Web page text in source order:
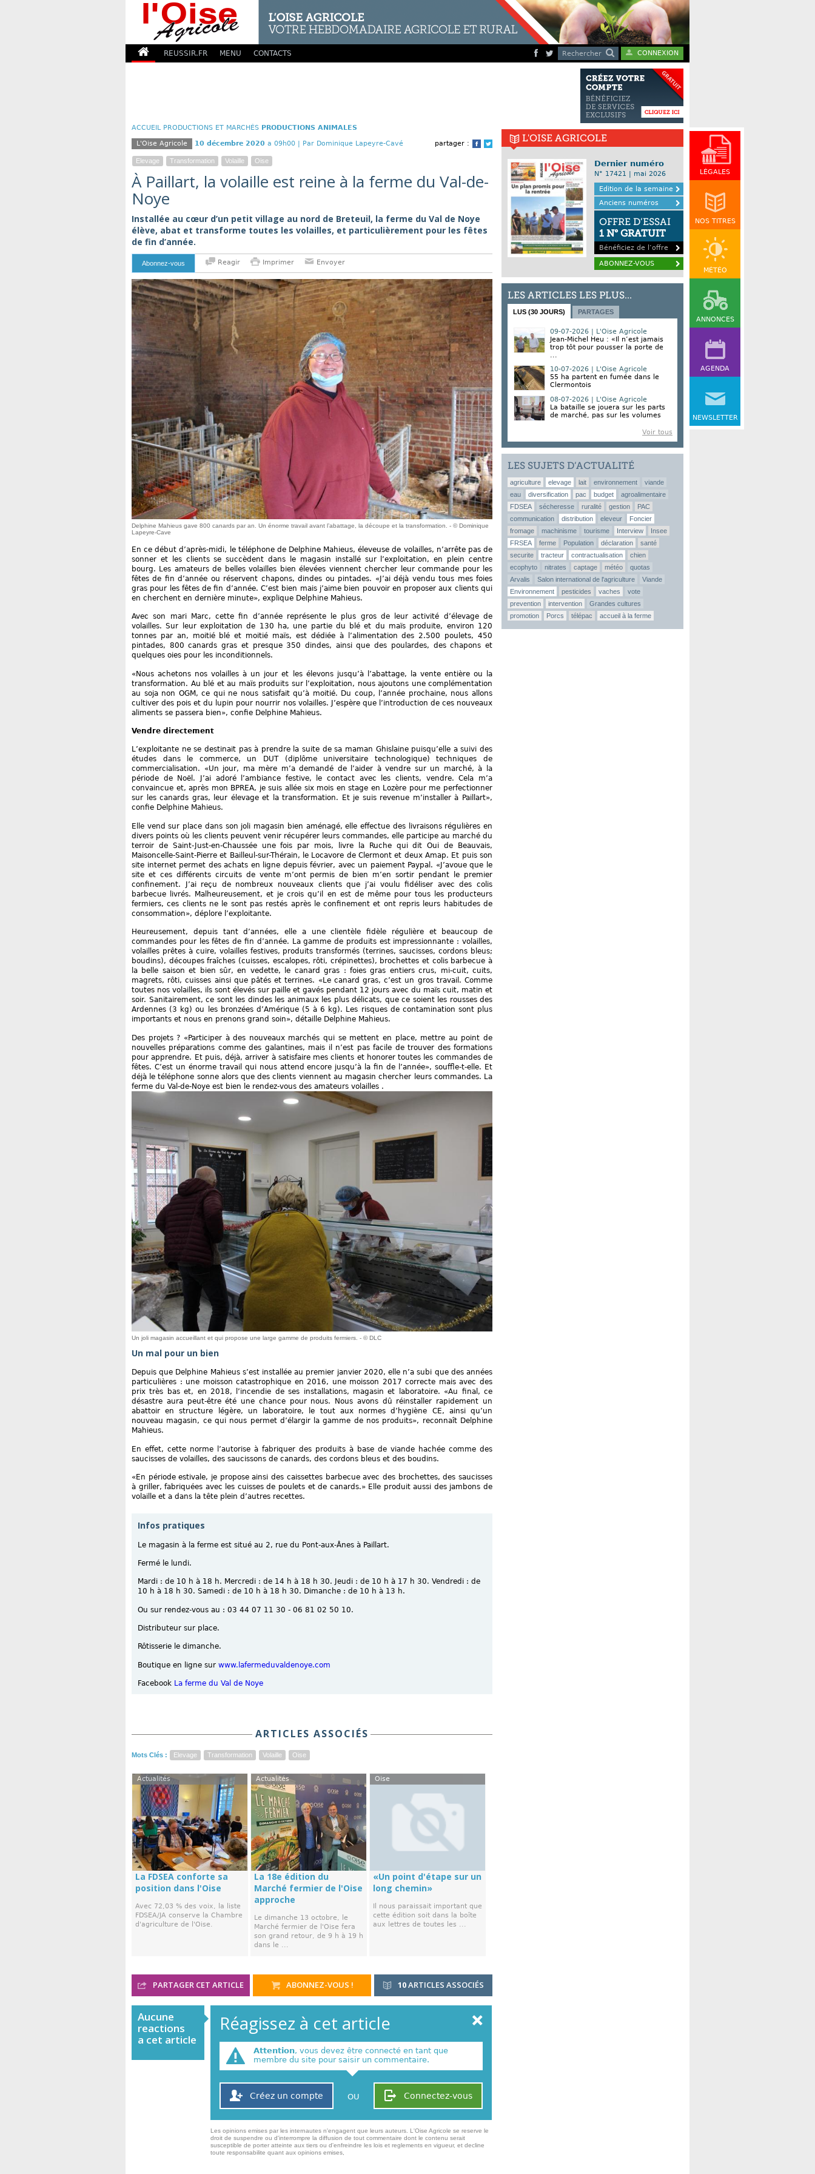
REUSSIR.FR MENU CONTACTS Rechercher CONNEXION
LÉGALES
NOS TITRES
MÉTÉO
ANNONCES
AGENDA
NEWSLETTER
ACCUEIL PRODUCTIONS ET MARCHÉS PRODUCTIONS ANIMALES
partager :
Facebook
Twitter
L'Oise Agricole 10 décembre 2020 a 09h00 | Par Dominique Lapeyre-Cavé
Elevage Transformation Volaille Oise
À Paillart, la volaille est reine à la ferme du Val-de-
Noye
Installée au cœur d’un petit village au nord de Breteuil, la ferme du Val de Noye
élève, abat et transforme toutes les volailles, et particulièrement pour les fêtes
de fin d’année.
Abonnez-vous Reagir Imprimer Envoyer
Delphine Mahieus gave 800 canards par an. Un énorme travail avant l’abattage, la découpe et la transformation. - © Dominique
Lapeyre-Cave
En ce début d’après-midi, le téléphone de Delphine Mahieus, éleveuse de volailles, n’arrête pas de
sonner et les clients se succèdent dans le magasin installé sur l’exploitation, en plein centre
bourg. Les amateurs de belles volailles bien élevées viennent chercher leur commande pour les
fêtes de fin d’année ou réservent chapons, dindes ou pintades. «J’ai déjà vendu tous mes foies
gras pour les fêtes de fin d’année. C’est bien mais j’aime bien pouvoir en proposer aux clients qui
en cherchent en dernière minute», explique Delphine Mahieus.
Avec son mari Marc, cette fin d’année représente le plus gros de leur activité d’élevage de
volailles. Sur leur exploitation de 130 ha, une partie du blé et du maïs produite, environ 120
tonnes par an, moitié blé et moitié maïs, est dédiée à l’alimentation des 2.500 poulets, 450
pintades, 800 canards gras et presque 350 dindes, ainsi que des poulardes, des chapons et
quelques oies pour les inconditionnels.
«Nous achetons nos volailles à un jour et les élevons jusqu’à l’abattage, la vente entière ou la
transformation. Au blé et au maïs produits sur l’exploitation, nous ajoutons une complémentation
au soja non OGM, ce qui ne nous satisfait qu’à moitié. Du coup, l’année prochaine, nous allons
cultiver des pois et du lupin pour nourrir nos volailles. J’espère que l’introduction de ces nouveaux
aliments se passera bien», confie Delphine Mahieus.
Vendre directement
L’exploitante ne se destinait pas à prendre la suite de sa maman Ghislaine puisqu’elle a suivi des
études dans le commerce, un DUT (diplôme universitaire technologique) techniques de
commercialisation. «Un jour, ma mère m’a demandé de l’aider à vendre sur un marché, à la
période de Noël. J’ai adoré l’ambiance festive, le contact avec les clients, vendre. Cela m’a
convaincue et, après mon BPREA, je suis allée six mois en stage en Lozère pour me perfectionner
sur les canards gras, leur élevage et la transformation. Et je suis revenue m’installer à Paillart»,
confie Delphine Mahieus.
Elle vend sur place dans son joli magasin bien aménagé, elle effectue des livraisons régulières en
divers points où les clients peuvent venir récupérer leurs commandes, elle participe au marché du
terroir de Saint-Just-en-Chaussée une fois par mois, livre la Ruche qui dit Oui de Beauvais,
Maisoncelle-Saint-Pierre et Bailleul-sur-Thérain, le Locavore de Clermont et deux Amap. Et puis son
site internet permet des achats en ligne depuis février, avec un paiement Paypal. «J’avoue que le
site et ces différents circuits de vente m’ont permis de bien m’en sortir pendant le premier
confinement. J’ai reçu de nombreux nouveaux clients que j’ai voulu fidéliser avec des colis
barbecue livrés. Malheureusement, et je crois qu’il en est de même pour tous les producteurs
fermiers, ces clients ne le sont pas restés après le confinement et ont repris leurs habitudes de
consommation», déplore l’exploitante.
Heureusement, depuis tant d’années, elle a une clientèle fidèle régulière et beaucoup de
commandes pour les fêtes de fin d’année. La gamme de produits est impressionnante : volailles,
volailles prêtes à cuire, volailles festives, produits transformés (terrines, saucisses, cordons bleus;
boudins), découpes fraîches (cuisses, escalopes, rôti, crépinettes), brochettes et colis barbecue à
la belle saison et bien sûr, en vedette, le canard gras : foies gras entiers crus, mi-cuit, cuits,
magrets, rôti, cuisses ainsi que pâtés et terrines. «Le canard gras, c’est un gros travail. Comme
toutes nos volailles, ils sont élevés sur paille et gavés pendant 12 jours avec du maïs cuit, matin et
soir. Sanitairement, ce sont les dindes les animaux les plus délicats, que ce soient les rousses des
Ardennes (3 kg) ou les bronzées d’Amérique (5 à 6 kg). Les risques de contamination sont plus
importants et nous en prenons grand soin», détaille Delphine Mahieus.
Des projets ? «Participer à des nouveaux marchés qui se mettent en place, mettre au point de
nouvelles préparations comme des galantines, mais il n’est pas facile de trouver des formations
pour apprendre. Et puis, déjà, arriver à satisfaire mes clients et honorer toutes les commandes de
fêtes. C’est un énorme travail qui nous attend encore jusqu’à la fin de l’année», souffle-t-elle. Et
déjà le téléphone sonne alors que des clients viennent au magasin chercher leurs commandes. La
ferme du Val-de-Noye est bien le rendez-vous des amateurs volailles .
Un joli magasin accueillant et qui propose une large gamme de produits fermiers. - © DLC
Un mal pour un bien
Depuis que Delphine Mahieus s’est installée au premier janvier 2020, elle n’a subi que des années
particulières : une moisson catastrophique en 2016, une moisson 2017 correcte mais avec des
prix très bas et, en 2018, l’incendie de ses installations, magasin et laboratoire. «Au final, ce
désastre aura peut-être été une chance pour nous. Nous avons dû réinstaller rapidement un
abattoir en structure légère, un laboratoire, le tout aux normes d’hygiène CE, ainsi qu’un
nouveau magasin, ce qui nous permet d’élargir la gamme de nos produits», reconnaît Delphine
Mahieus.
En effet, cette norme l’autorise à fabriquer des produits à base de viande hachée comme des
saucisses de volailles, des saucissons de canards, des cordons bleus et des boudins.
«En période estivale, je propose ainsi des caissettes barbecue avec des brochettes, des saucisses
à griller, fabriquées avec les cuisses de poulets et de canards.» Elle produit aussi des jambons de
volaille et a dans la tête plein d’autres recettes.
Infos pratiques
Le magasin à la ferme est situé au 2, rue du Pont-aux-Ânes à Paillart.
Fermé le lundi.
Mardi : de 10 h à 18 h. Mercredi : de 14 h à 18 h 30. Jeudi : de 10 h à 17 h 30. Vendredi : de
10 h à 18 h 30. Samedi : de 10 h à 18 h 30. Dimanche : de 10 h à 13 h.
Ou sur rendez-vous au : 03 44 07 11 30 - 06 81 02 50 10.
Distributeur sur place.
Rôtisserie le dimanche.
Boutique en ligne sur www.lafermeduvaldenoye.com
Facebook La ferme du Val de Noye
ARTICLES ASSOCIÉS
Mots Clés : Elevage Transformation Volaille Oise
Actualités
La FDSEA conforte sa
position dans l'Oise
Avec 72,03 % des voix, la liste
FDSEA/JA conserve la Chambre
d'agriculture de l'Oise.
Actualités
La 18e édition du
Marché fermier de l'Oise
approche
Le dimanche 13 octobre, le
Marché fermier de l'Oise fera
son grand retour, de 9 h à 19 h
dans le ...
Oise
«Un point d'étape sur un
long chemin»
Il nous paraissait important que
cette édition soit dans la boîte
aux lettres de toutes les ...
10ARTICLES ASSOCIÉS
PARTAGER CET ARTICLE ABONNEZ-VOUS !
Aucune
reactions
a cet article
Réagissez à cet article
Attention, vous devez être connecté en tant que
membre du site pour saisir un commentaire.
Connectez-vous
Créez un compte OU
Les opinions emises par les internautes n'engagent que leurs auteurs. L'Oise Agricole se reserve le
droit de suspendre ou d'interrompre la diffusion de tout commentaire dont le contenu serait
susceptible de porter atteinte aux tiers ou d'enfreindre les lois et reglements en vigueur, et decline
toute responsabilite quant aux opinions emises,
L'OISE AGRICOLE
Dernier numéro
N° 17421 | mai 2026
Edition de la semaine
Anciens numéros
OFFRE D’ESSAI
1 N° GRATUIT
Bénéficiez de l’offre
ABONNEZ-VOUS
LES ARTICLES LES PLUS...
LUS (30 JOURS) PARTAGES
09-07-2026 | L'Oise Agricole
Jean-Michel Heu : «Il n’est jamais
trop tôt pour pousser la porte de
...
10-07-2026 | L'Oise Agricole
55 ha partent en fumée dans le
Clermontois
08-07-2026 | L'Oise Agricole
La bataille se jouera sur les parts
de marché, pas sur les volumes
Voir tous
LES SUJETS D’ACTUALITÉ
agriculture elevage lait environnement
viande
eau
diversification pac budget
agroalimentaire
FDSEA
sécheresse ruralité gestion
PAC
communication
distribution eleveur
Foncier
fromage
machinisme tourisme Interview
Insee
FRSEA
ferme Population déclaration
santé
securite
tracteur contractualisation
chien
ecophyto
nitrates captage météo
quotas
Arvalis
Salon international de l'agriculture
Viande
Environnement
pesticides vaches
vote
prevention
intervention
Grandes cultures
promotion
Porcs télépac accueil à la ferme